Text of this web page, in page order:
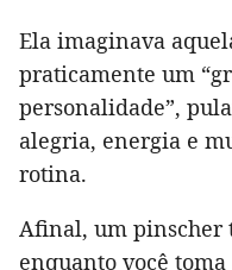
Ela imaginava
praticamente um
personalidade”,
alegria, energia e
rotina.
Afinal, um pinscher
enquanto você